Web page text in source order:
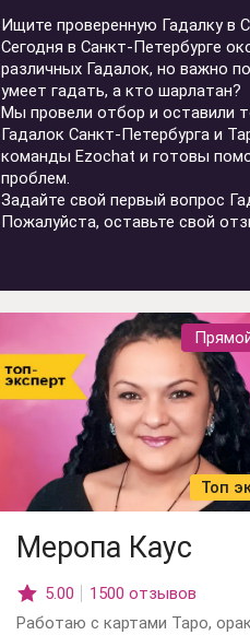
Гадание по книге
перемен
Гадание на
картах
Гадание на рунах
Гадание на любовь
Гадание на
Ищите проверенную Гадалку в
Сегодня в Санкт-Петербурге
различных Гадалок, но важно
умеет гадать, а кто шарлатан?
Мы провели отбор и оставили
Гадалок Санкт-Петербурга и
команды Ezochat и готовы
проблем.
Задайте свой первый вопрос
Пожалуйста, оставьте свой
Топ
Меропа Каус
5.00
1500 отзывов
Работаю с картами Таро,